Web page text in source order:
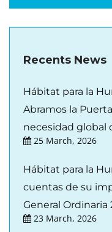
Recents News
Hábitat para la
Abramos la
necesidad global
25 March, 2026
Hábitat para la
cuentas de su
General Ordinaria
23 March, 2026